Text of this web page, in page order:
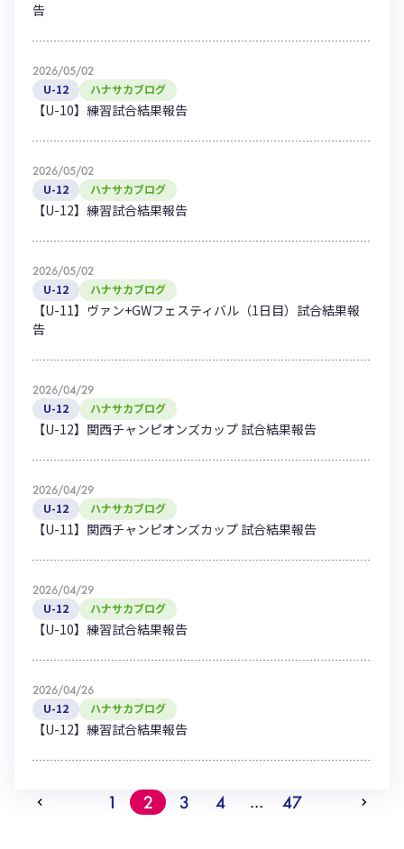
告
2026/05/02
U-12 ハナサカブログ
【U-10】練習試合結果報告
2026/05/02
U-12 ハナサカブログ
【U-12】練習試合結果報告
2026/05/02
U-12 ハナサカブログ
【U-11】ヴァン+GWフェスティバル（1日目）試合結果報
告
2026/04/29
U-12 ハナサカブログ
【U-12】関西チャンピオンズカップ 試合結果報告
2026/04/29
U-12 ハナサカブログ
【U-11】関西チャンピオンズカップ 試合結果報告
2026/04/29
U-12 ハナサカブログ
【U-10】練習試合結果報告
2026/04/26
U-12 ハナサカブログ
【U-12】練習試合結果報告
1 2 3 4 … 47